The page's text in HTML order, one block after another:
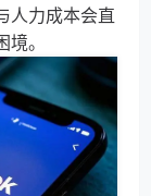
人力成本会直
。